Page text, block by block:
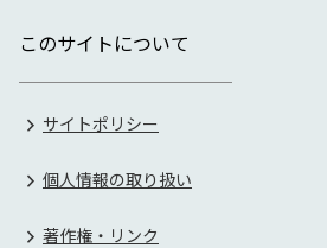
このサイトについて
サイトポリシー
個人情報の取り扱い
著作権・リンク